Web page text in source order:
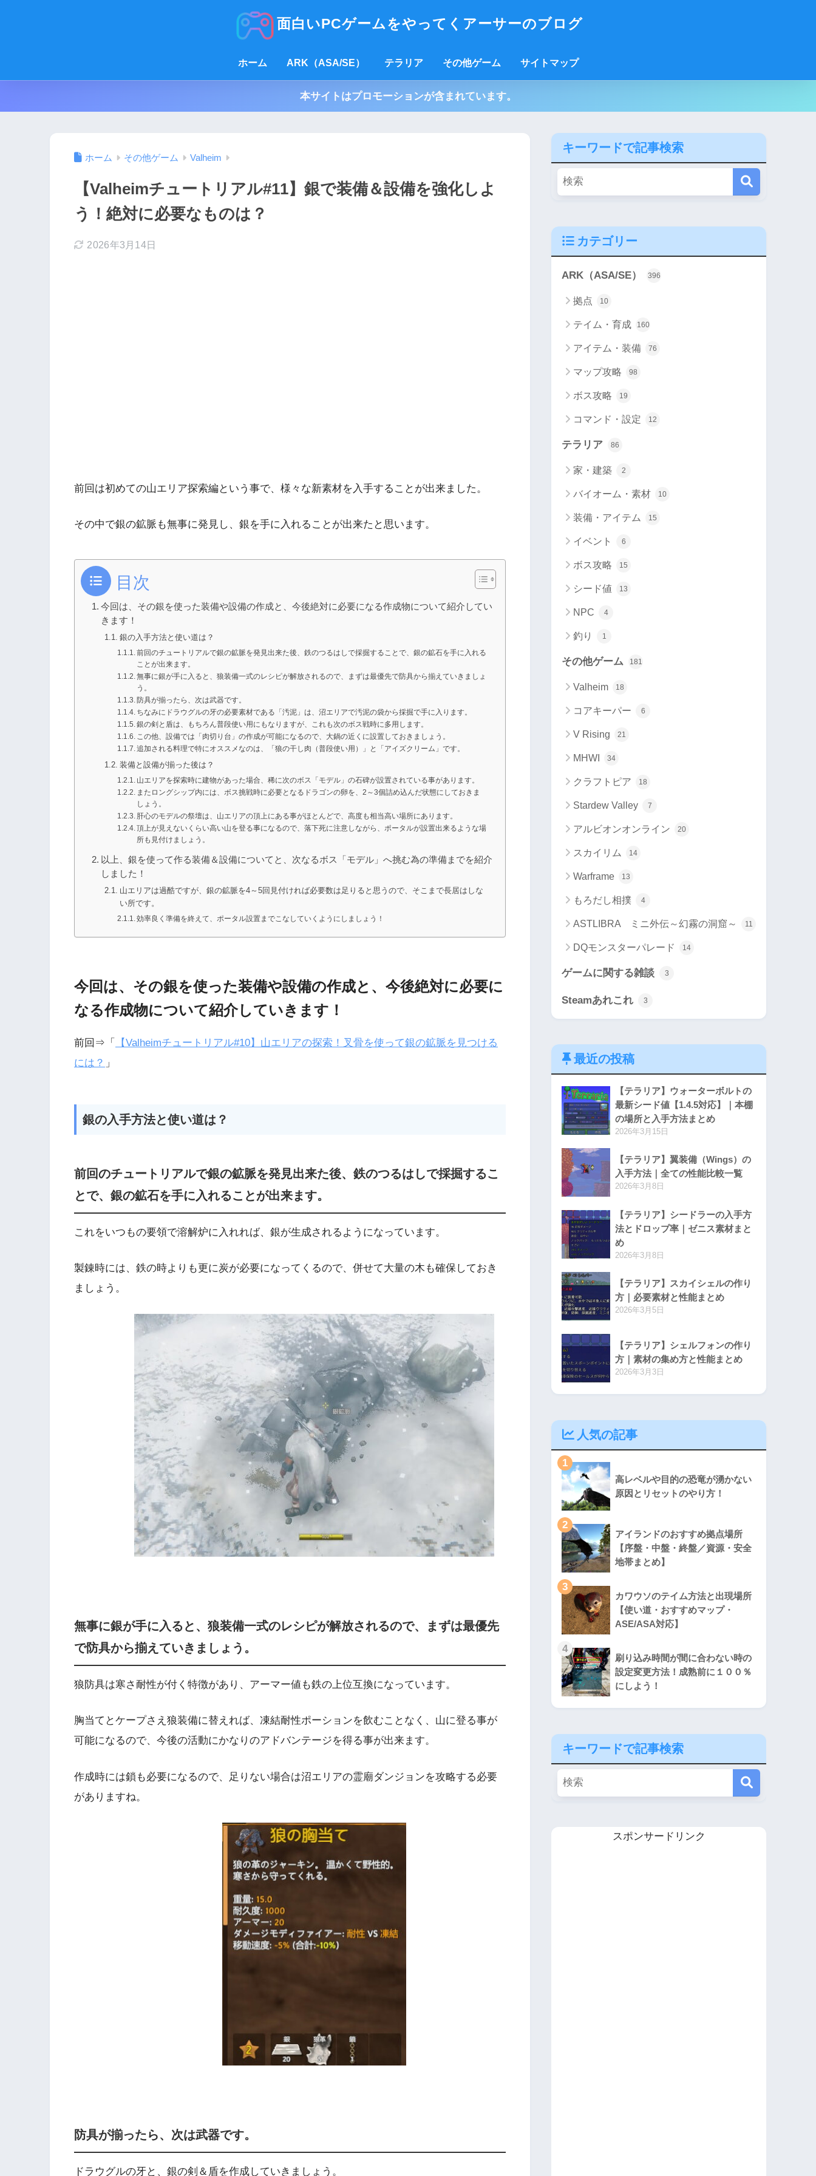
面白いPCゲームをやってくアーサーのブログ
ホーム ARK（ASA/SE） テラリア その他ゲーム サイトマップ
本サイトはプロモーションが含まれています。
ホーム その他ゲーム Valheim
【Valheimチュートリアル#11】銀で装備＆設備を強化しよ
う！絶対に必要なものは？
2026年3月14日
前回は初めての山エリア探索編という事で、様々な新素材を入手することが出来ました。
その中で銀の鉱脈も無事に発見し、銀を手に入れることが出来たと思います。
目次
今回は、その銀を使った装備や設備の作成と、今後絶対に必要になる作成物について紹介してい
きます！
銀の入手方法と使い道は？
前回のチュートリアルで銀の鉱脈を発見出来た後、鉄のつるはしで採掘することで、銀の鉱石を手に入れる
ことが出来ます。
無事に銀が手に入ると、狼装備一式のレシピが解放されるので、まずは最優先で防具から揃えていきましょ
う。
防具が揃ったら、次は武器です。
ちなみにドラウグルの牙の必要素材である「汚泥」は、沼エリアで汚泥の袋から採掘で手に入ります。
銀の剣と盾は、もちろん普段使い用にもなりますが、これも次のボス戦時に多用します。
この他、設備では「肉切り台」の作成が可能になるので、大鍋の近くに設置しておきましょう。
追加される料理で特にオススメなのは、「狼の干し肉（普段使い用）」と「アイズクリーム」です。
装備と設備が揃った後は？
山エリアを探索時に建物があった場合、稀に次のボス「モデル」の石碑が設置されている事があります。
またロングシップ内には、ボス挑戦時に必要となるドラゴンの卵を、2～3個詰め込んだ状態にしておきま
しょう。
肝心のモデルの祭壇は、山エリアの頂上にある事がほとんどで、高度も相当高い場所にあります。
頂上が見えないくらい高い山を登る事になるので、落下死に注意しながら、ポータルが設置出来るような場
所も見付けましょう。
以上、銀を使って作る装備＆設備についてと、次なるボス「モデル」へ挑む為の準備までを紹介
しました！
山エリアは過酷ですが、銀の鉱脈を4～5回見付ければ必要数は足りると思うので、そこまで長居はしな
い所です。
効率良く準備を終えて、ポータル設置までこなしていくようにしましょう！
今回は、その銀を使った装備や設備の作成と、今後絶対に必要に
なる作成物について紹介していきます！
前回⇒「 【Valheimチュートリアル#10】山エリアの探索！叉骨を使って銀の鉱脈を見つける
には？ 」
銀の入手方法と使い道は？
前回のチュートリアルで銀の鉱脈を発見出来た後、鉄のつるはしで採掘するこ
とで、銀の鉱石を手に入れることが出来ます。
これをいつもの要領で溶解炉に入れれば、銀が生成されるようになっています。
製錬時には、鉄の時よりも更に炭が必要になってくるので、併せて大量の木も確保しておき
ましょう。
無事に銀が手に入ると、狼装備一式のレシピが解放されるので、まずは最優先
で防具から揃えていきましょう。
狼防具は寒さ耐性が付く特徴があり、アーマー値も鉄の上位互換になっています。
胸当てとケープさえ狼装備に替えれば、凍結耐性ポーションを飲むことなく、山に登る事が
可能になるので、今後の活動にかなりのアドバンテージを得る事が出来ます。
作成時には鎖も必要になるので、足りない場合は沼エリアの霊廟ダンジョンを攻略する必要
がありますね。
防具が揃ったら、次は武器です。
ドラウグルの牙と、銀の剣＆盾を作成していきましょう。
キーワードで記事検索
カテゴリー
ARK（ASA/SE） 396
拠点 10
テイム・育成 160
アイテム・装備 76
マップ攻略 98
ボス攻略 19
コマンド・設定 12
テラリア 86
家・建築 2
バイオーム・素材 10
装備・アイテム 15
イベント 6
ボス攻略 15
シード値 13
NPC 4
釣り 1
その他ゲーム 181
Valheim 18
コアキーパー 6
V Rising 21
MHWI 34
クラフトピア 18
Stardew Valley 7
アルビオンオンライン 20
スカイリム 14
Warframe 13
もろだし相撲 4
ASTLIBRA ミニ外伝～幻霧の洞窟～ 11
DQモンスターパレード 14
ゲームに関する雑談 3
Steamあれこれ 3
最近の投稿
【テラリア】ウォーターボルトの
最新シード値【1.4.5対応】｜本棚
の場所と入手方法まとめ
2026年3月15日
【テラリア】翼装備（Wings）の
入手方法｜全ての性能比較一覧
2026年3月8日
【テラリア】シードラーの入手方
法とドロップ率｜ゼニス素材まと
め
2026年3月8日
【テラリア】スカイシェルの作り
方｜必要素材と性能まとめ
2026年3月5日
【テラリア】シェルフォンの作り
方｜素材の集め方と性能まとめ
2026年3月3日
人気の記事
1
高レベルや目的の恐竜が湧かない
原因とリセットのやり方！
2
アイランドのおすすめ拠点場所
【序盤・中盤・終盤／資源・安全
地帯まとめ】
3
カワウソのテイム方法と出現場所
【使い道・おすすめマップ・
ASE/ASA対応】
4
刷り込み時間が間に合わない時の
設定変更方法！成熟前に１００％
にしよう！
キーワードで記事検索
スポンサードリンク